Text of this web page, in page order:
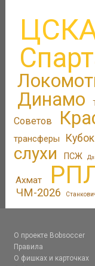
Динамо
Советов
трансферы
слухи
ПСЖ
Ахмат
ЧМ-2026
О проекте Bobsoccer
Правила
О фишках и карточках